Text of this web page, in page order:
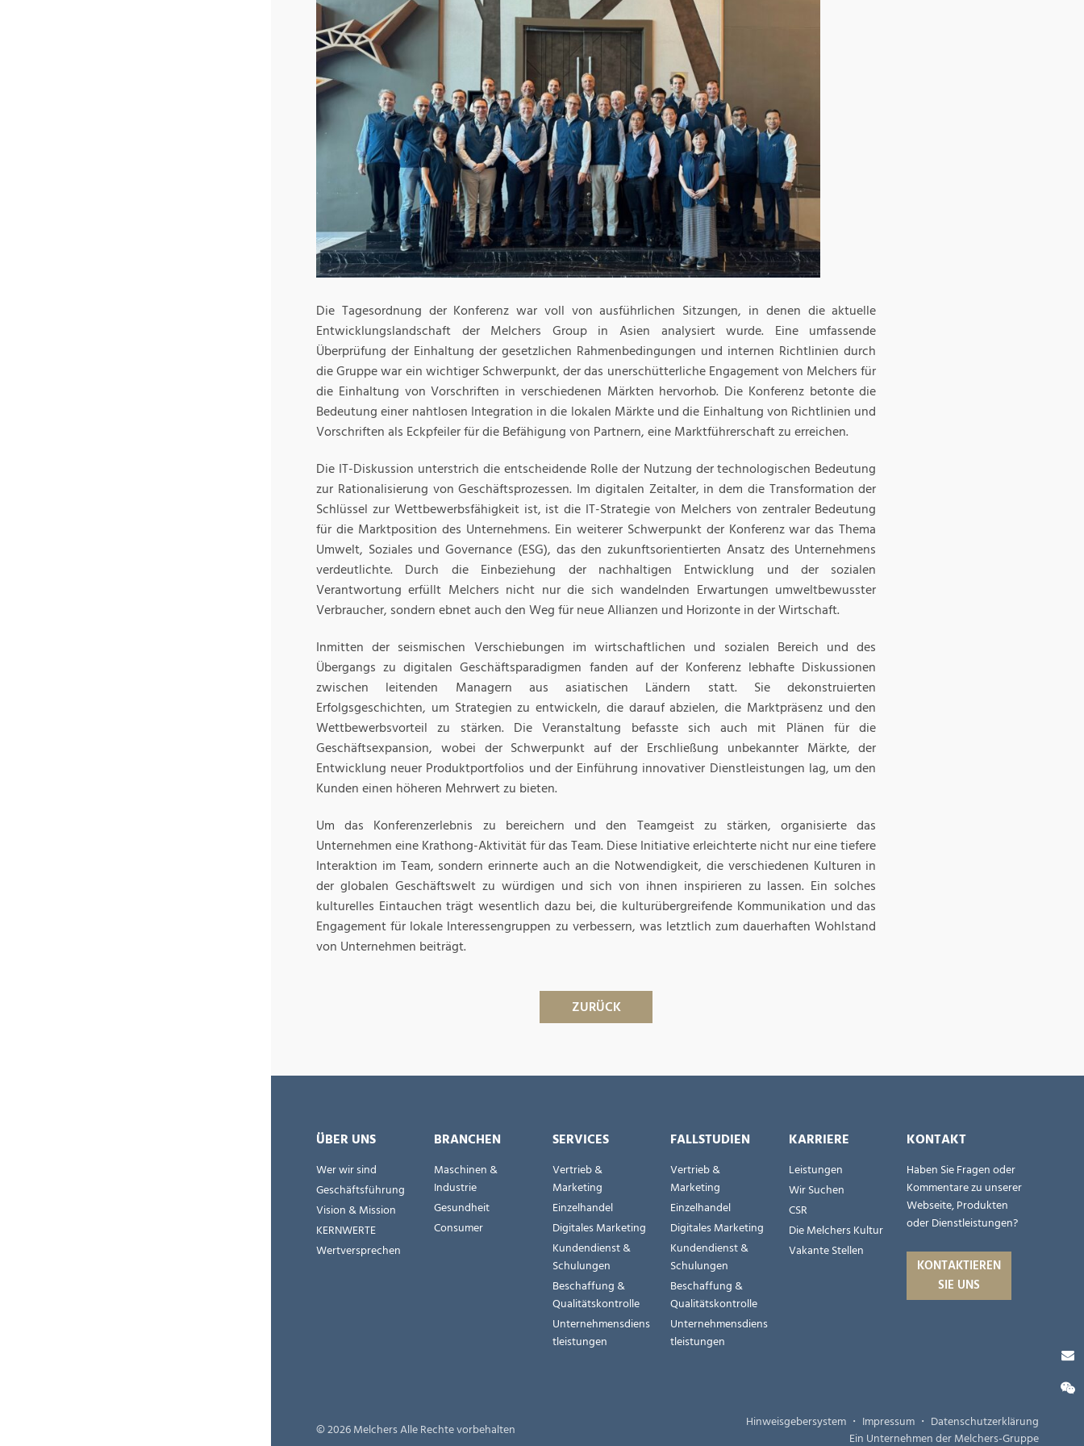
Die Tagesordnung der Konferenz war voll von ausführlichen Sitzungen, in denen die aktuelle
Entwicklungslandschaft der Melchers Group in Asien analysiert wurde. Eine umfassende
Überprüfung der Einhaltung der gesetzlichen Rahmenbedingungen und internen Richtlinien durch
die Gruppe war ein wichtiger Schwerpunkt, der das unerschütterliche Engagement von Melchers für
die Einhaltung von Vorschriften in verschiedenen Märkten hervorhob. Die Konferenz betonte die
Bedeutung einer nahtlosen Integration in die lokalen Märkte und die Einhaltung von Richtlinien und
Vorschriften als Eckpfeiler für die Befähigung von Partnern, eine Marktführerschaft zu erreichen.
Die IT-Diskussion unterstrich die entscheidende Rolle der Nutzung der technologischen Bedeutung
zur Rationalisierung von Geschäftsprozessen. Im digitalen Zeitalter, in dem die Transformation der
Schlüssel zur Wettbewerbsfähigkeit ist, ist die IT-Strategie von Melchers von zentraler Bedeutung
für die Marktposition des Unternehmens. Ein weiterer Schwerpunkt der Konferenz war das Thema
Umwelt, Soziales und Governance (ESG), das den zukunftsorientierten Ansatz des Unternehmens
verdeutlichte. Durch die Einbeziehung der nachhaltigen Entwicklung und der sozialen
Verantwortung erfüllt Melchers nicht nur die sich wandelnden Erwartungen umweltbewusster
Verbraucher, sondern ebnet auch den Weg für neue Allianzen und Horizonte in der Wirtschaft.
Inmitten der seismischen Verschiebungen im wirtschaftlichen und sozialen Bereich und des
Übergangs zu digitalen Geschäftsparadigmen fanden auf der Konferenz lebhafte Diskussionen
zwischen leitenden Managern aus asiatischen Ländern statt. Sie dekonstruierten
Erfolgsgeschichten, um Strategien zu entwickeln, die darauf abzielen, die Marktpräsenz und den
Wettbewerbsvorteil zu stärken. Die Veranstaltung befasste sich auch mit Plänen für die
Geschäftsexpansion, wobei der Schwerpunkt auf der Erschließung unbekannter Märkte, der
Entwicklung neuer Produktportfolios und der Einführung innovativer Dienstleistungen lag, um den
Kunden einen höheren Mehrwert zu bieten.
Um das Konferenzerlebnis zu bereichern und den Teamgeist zu stärken, organisierte das
Unternehmen eine Krathong-Aktivität für das Team. Diese Initiative erleichterte nicht nur eine tiefere
Interaktion im Team, sondern erinnerte auch an die Notwendigkeit, die verschiedenen Kulturen in
der globalen Geschäftswelt zu würdigen und sich von ihnen inspirieren zu lassen. Ein solches
kulturelles Eintauchen trägt wesentlich dazu bei, die kulturübergreifende Kommunikation und das
Engagement für lokale Interessengruppen zu verbessern, was letztlich zum dauerhaften Wohlstand
von Unternehmen beiträgt.
ZURÜCK
ÜBER UNS
Wer wir sind
Geschäftsführung
Vision & Mission
KERNWERTE
Wertversprechen
BRANCHEN
Maschinen &
Industrie
Gesundheit
Consumer
SERVICES
Vertrieb &
Marketing
Einzelhandel
Digitales Marketing
Kundendienst &
Schulungen
Beschaffung &
Qualitätskontrolle
Unternehmensdiens
tleistungen
FALLSTUDIEN
Vertrieb &
Marketing
Einzelhandel
Digitales Marketing
Kundendienst &
Schulungen
Beschaffung &
Qualitätskontrolle
Unternehmensdiens
tleistungen
KARRIERE
Leistungen
Wir Suchen
CSR
Die Melchers Kultur
Vakante Stellen
KONTAKT
Haben Sie Fragen oder
Kommentare zu unserer
Webseite, Produkten
oder Dienstleistungen?
KONTAKTIEREN
SIE UNS
© 2026 Melchers Alle Rechte vorbehalten Hinweisgebersystem ・ Impressum ・ Datenschutzerklärung
Ein Unternehmen der Melchers-Gruppe